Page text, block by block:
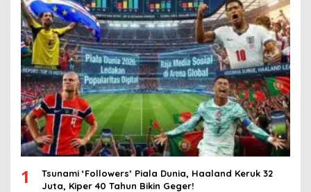
1
Tsunami ‘Followers’ Piala Dunia, Haaland Keruk 32
Juta, Kiper 40 Tahun Bikin Geger!